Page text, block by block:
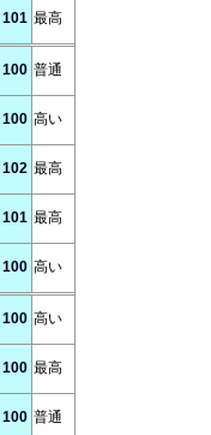
101 最高
100 普通
100 高い
102 最高
101 最高
100 高い
100 高い
100 最高
100 普通